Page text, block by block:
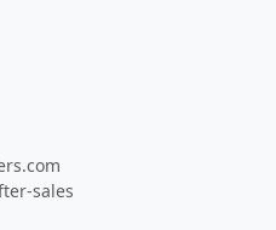
sales